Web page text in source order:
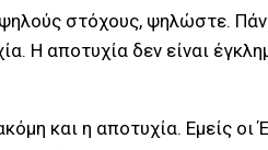
στόχους, ψηλώστε.
Η αποτυχία δεν είναι
και η αποτυχία. Εμείς